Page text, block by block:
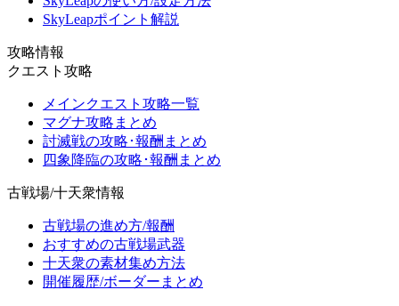
SkyLeapポイント解説
攻略情報
クエスト攻略
メインクエスト攻略一覧
マグナ攻略まとめ
討滅戦の攻略･報酬まとめ
四象降臨の攻略･報酬まとめ
古戦場/十天衆情報
古戦場の進め方/報酬
おすすめの古戦場武器
十天衆の素材集め方法
開催履歴/ボーダーまとめ